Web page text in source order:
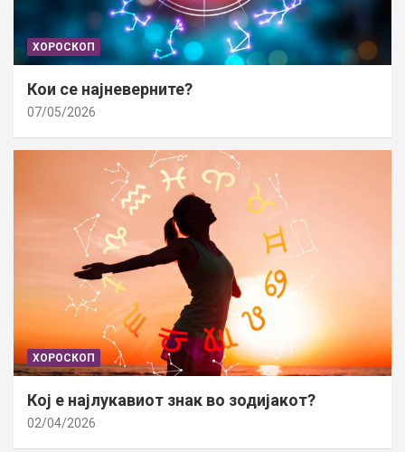
ХОРОСКОП
Кои се најневерните?
07/05/2026
ХОРОСКОП
Кој е најлукавиот знак во зодијакот?
02/04/2026